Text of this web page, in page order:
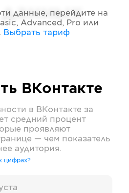
данные, перейдите на
Advanced, Pro или
. Выбрать тариф
ВКонтакте
в ВКонтакте за
средний процент
проявляют
— чем показатель
аудитория.
цифрах?